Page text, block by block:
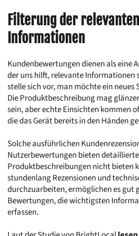
Filterung der relevanten
Informationen
Kundenbewertungen dienen als eine
der uns hilft, relevante Informationen
stelle sich vor, man möchte ein neues
Die Produktbeschreibung mag
sein, aber echte Einsichten kommen
die das Gerät bereits in den Händen
Solche ausführlichen
Nutzerbewertungen bieten
Produktbeschreibungen nicht bieten
stundenlang Rezensionen und
durchzuarbeiten, ermöglichen es gut
Bewertungen, die wichtigsten
erfassen.